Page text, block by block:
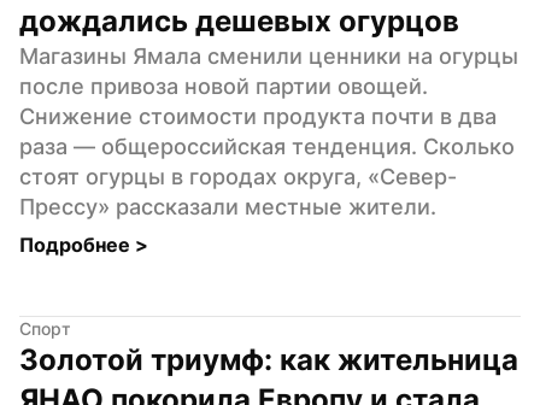
дождались дешевых огурцов
Магазины Ямала сменили ценники на огурцы
после привоза новой партии овощей.
Снижение стоимости продукта почти в два
раза — общероссийская тенденция. Сколько
стоят огурцы в городах округа, «Север-
Прессу» рассказали местные жители.
Подробнее >
Спорт
Золотой триумф: как жительница